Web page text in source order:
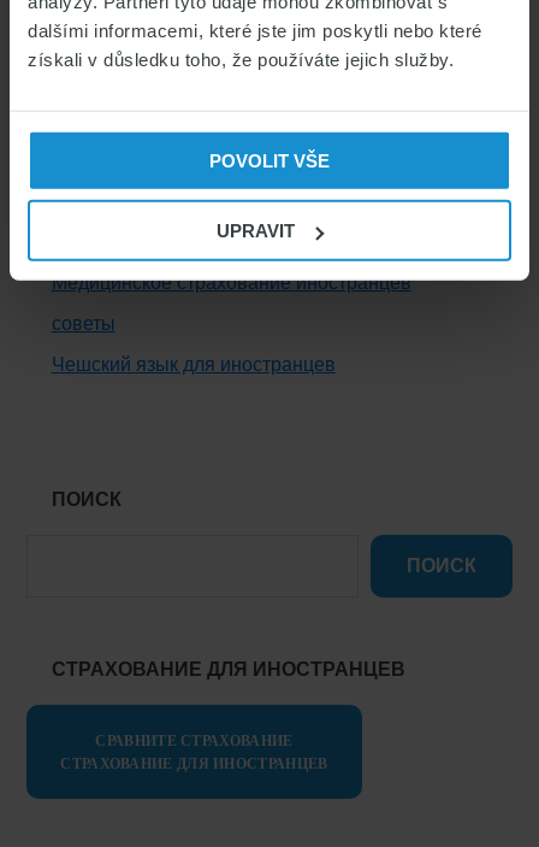
dalšími informacemi, které jste jim poskytli nebo které
získali v důsledku toho, že používáte jejich služby.
POVOLIT VŠE
UPRAVIT
визы в Чехию
Медицинское страхование иностранцев
советы
Чешский язык для иностранцев
ПОИСК
ПОИСК
СТРАХОВАНИЕ ДЛЯ ИНОСТРАНЦЕВ
СРАВНИТЕ СТРАХОВАНИЕ
СТРАХОВАНИЕ ДЛЯ ИНОСТРАНЦЕВ